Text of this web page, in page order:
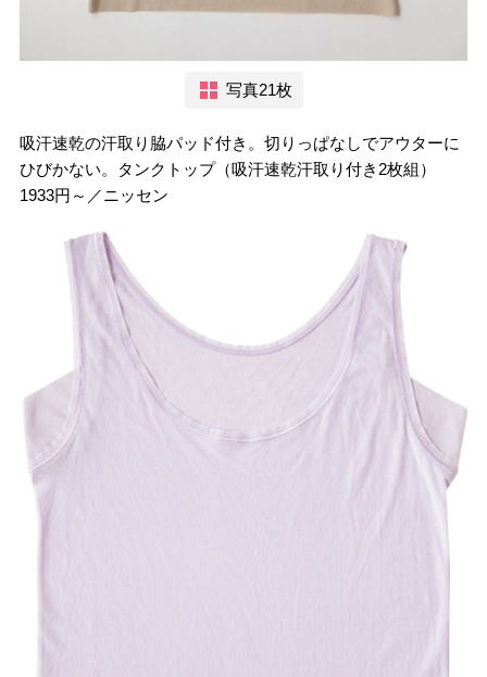
写真21枚
吸汗速乾の汗取り脇パッド付き。切りっぱなしでアウターに
ひびかない。タンクトップ（吸汗速乾汗取り付き2枚組）
1933円～／ニッセン